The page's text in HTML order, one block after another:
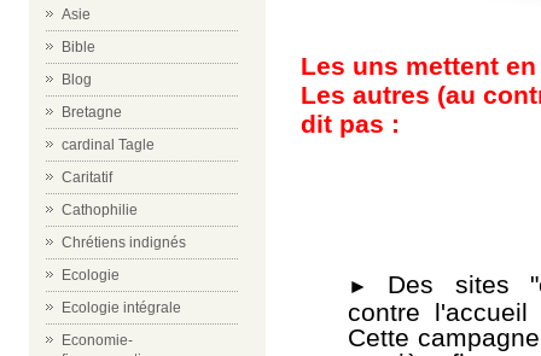
Asie
Bible
Blog
Bretagne
cardinal Tagle
Caritatif
Cathophilie
Chrétiens indignés
Ecologie
Ecologie intégrale
Economie-
Les uns mettent
Les autres (au
dit pas :
► Des sites
contre l'accueil
Cette